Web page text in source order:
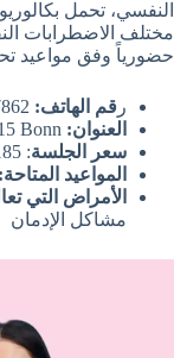
النفسي، تحمل
مختلف الاضطرابات
حضورياً وفق مواعيد
ر قم الهاتف:
العنوان:
سعر الجلسة: 185 يورو
المواعيد المتاحة:
الأمراض التي
مشاكل الإدمان